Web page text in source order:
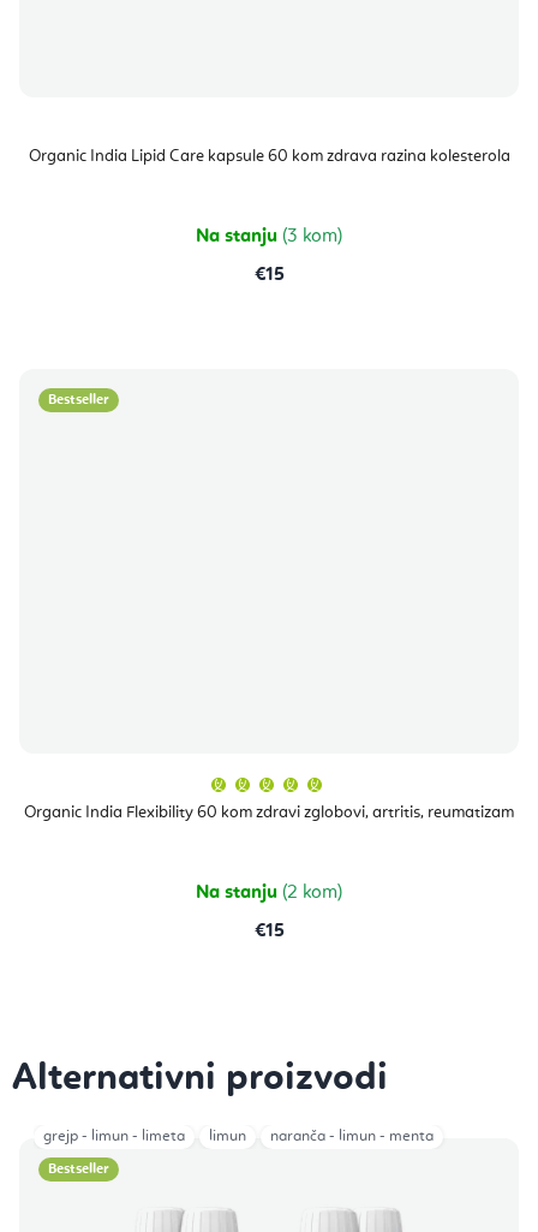
Organic India Lipid Care kapsule 60 kom zdrava razina kolesterola
Na stanju (3 kom)
€15
Bestseller
Organic India Flexibility 60 kom zdravi zglobovi, artritis, reumatizam
proizvoda
je
zvjezdica.
Na stanju (2 kom)
€15
Bestseller
grejp - limun - limeta limun naranča - limun - menta